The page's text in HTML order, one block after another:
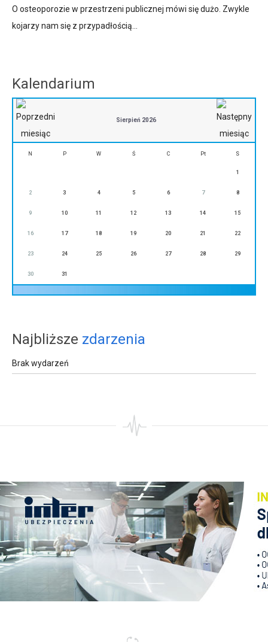
O osteoporozie w przestrzeni publicznej mówi się dużo. Zwykle
kojarzy nam się z przypadłością...
Kalendarium
Sierpień 2026
N P W Ś C Pt S
1
2 3 4 5 6 7 8
9 10 11 12 13 14 15
16 17 18 19 20 21 22
23 24 25 26 27 28 29
30 31
Najbliższe zdarzenia
Brak wydarzeń